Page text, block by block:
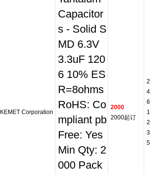
KEMET Corporation
Capacitor
s - Solid S
MD 6.3V
3.3uF 120
6 10% ES
R=8ohms
RoHS: Co
mpliant pb
Free: Yes
Min Qty: 2
000 Pack
2000
2000起订